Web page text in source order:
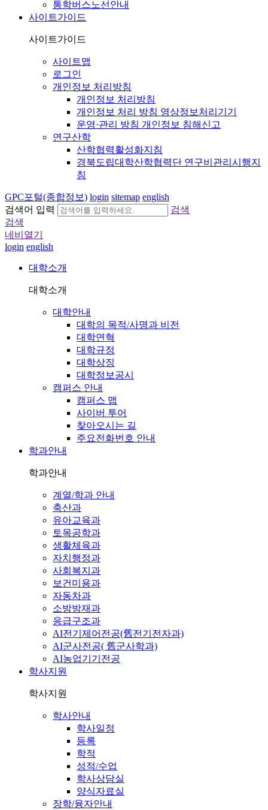
통학버스노선안내
사이트가이드
사이트가이드
사이트맵
로그인
개인정보 처리방침
개인정보 처리방침
개인정보 처리 방침 영상정보처리기기
운영·관리 방침 개인정보 침해신고
연구산학
산학협력활성화지침
경북도립대학산학협력단 연구비관리시행지
침
GPC포털(종합정보) login sitemap english
검색어 입력
검색
검색
네비열기
login english
대학소개
대학소개
대학안내
대학의 목적/사명과 비전
대학연혁
대학규정
대학상징
대학정보공시
캠퍼스 안내
캠퍼스 맵
사이버 투어
찾아오시는 길
주요전화번호 안내
학과안내
학과안내
계열/학과 안내
축산과
유아교육과
토목공학과
생활체육과
자치행정과
사회복지과
보건미용과
자동차과
소방방재과
응급구조과
AI전기제어전공(舊전기전자과)
AI군사전공( 舊군사학과)
AI농업기기전공
학사지원
학사지원
학사안내
학사일정
등록
학적
성적/수업
학사상담실
양식자료실
장학/융자안내